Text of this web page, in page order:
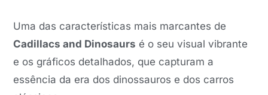
Uma das características mais marcantes de
Cadillacs and Dinosaurs é o seu visual vibrante
e os gráficos detalhados, que capturam a
essência da era dos dinossauros e dos carros